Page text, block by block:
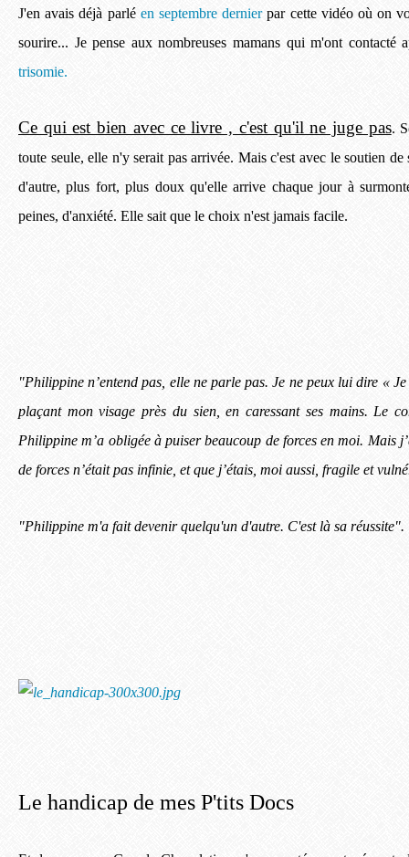
J'en avais déjà parlé en septembre dernierpar cette vidéo où on
sourire... Je pense aux nombreuses mamans qui m'ont contacté
trisomie.
Ce qui est bien avec ce livre , c'est qu'il ne juge pas.
toute seule, elle n'y serait pas arrivée. Mais c'est avec le soutien
d'autre, plus fort, plus doux qu'elle arrive chaque jour à
peines, d'anxiété. Elle sait que le choix n'est jamais facile.
"Philippine n’entend pas, elle ne parle pas. Je ne peux lui dire «
plaçant mon visage près du sien, en caressant ses mains. Le
Philippine m’a obligée à puiser beaucoup de forces en moi. Mais
de forces n’était pas infinie, et que j’étais, moi aussi, fragile et
"Philippine m'a fait devenir quelqu'un d'autre. C'est là sa réussite".
Le handicap de mes P'tits Docs